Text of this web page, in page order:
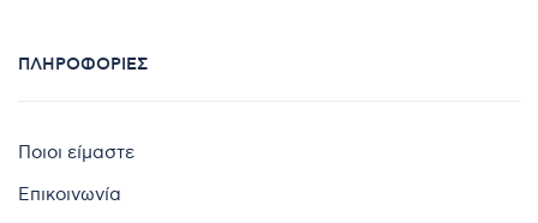
ΠΛΗΡΟΦΟΡΊΕΣ
Ποιοι είμαστε
Επικοινωνία